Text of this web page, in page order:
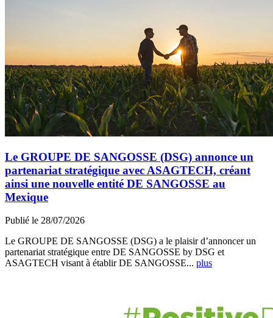
Le GROUPE DE SANGOSSE (DSG) annonce un
partenariat stratégique avec ASAGTECH, créant
ainsi une nouvelle entité DE SANGOSSE au
Mexique
Publié le 28/07/2026
Le GROUPE DE SANGOSSE (DSG) a le plaisir d’annoncer un
partenariat stratégique entre DE SANGOSSE by DSG et
ASAGTECH visant à établir DE SANGOSSE... plus